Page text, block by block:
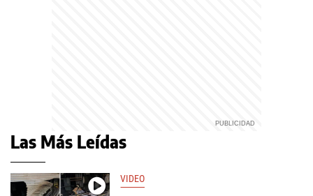
Las Más Leídas
VIDEO